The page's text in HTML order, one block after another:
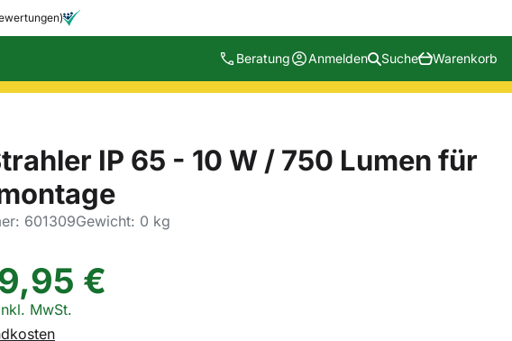
Beratung Anmelden Suche Warenkorb
IP 65 - 10 W / 750 Lumen für
601309Gewicht: 0 kg
,95 €
MwSt.